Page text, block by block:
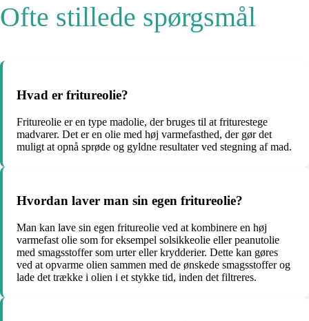
Ofte stillede spørgsmål
Hvad er fritureolie?
Fritureolie er en type madolie, der bruges til at friturestege
madvarer. Det er en olie med høj varmefasthed, der gør det
muligt at opnå sprøde og gyldne resultater ved stegning af mad.
Hvordan laver man sin egen fritureolie?
Man kan lave sin egen fritureolie ved at kombinere en høj
varmefast olie som for eksempel solsikkeolie eller peanutolie
med smagsstoffer som urter eller krydderier. Dette kan gøres
ved at opvarme olien sammen med de ønskede smagsstoffer og
lade det trække i olien i et stykke tid, inden det filtreres.